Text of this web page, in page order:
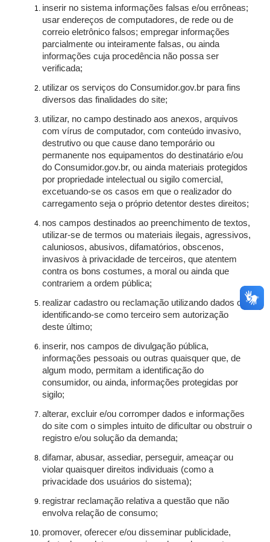
inserir no sistema informações falsas e/ou errôneas;
usar endereços de computadores, de rede ou de
correio eletrônico falsos; empregar informações
parcialmente ou inteiramente falsas, ou ainda
informações cuja procedência não possa ser
verificada;
utilizar os serviços do Consumidor.gov.br para fins
diversos das finalidades do site;
utilizar, no campo destinado aos anexos, arquivos
com vírus de computador, com conteúdo invasivo,
destrutivo ou que cause dano temporário ou
permanente nos equipamentos do destinatário e/ou
do Consumidor.gov.br, ou ainda materiais protegidos
por propriedade intelectual ou sigilo comercial,
excetuando-se os casos em que o realizador do
carregamento seja o próprio detentor destes direitos;
nos campos destinados ao preenchimento de textos,
utilizar-se de termos ou materiais ilegais, agressivos,
caluniosos, abusivos, difamatórios, obscenos,
invasivos à privacidade de terceiros, que atentem
contra os bons costumes, a moral ou ainda que
contrariem a ordem pública;
realizar cadastro ou reclamação utilizando dados ou
identificando-se como terceiro sem autorização
deste último;
inserir, nos campos de divulgação pública,
informações pessoais ou outras quaisquer que, de
algum modo, permitam a identificação do
consumidor, ou ainda, informações protegidas por
sigilo;
alterar, excluir e/ou corromper dados e informações
do site com o simples intuito de dificultar ou obstruir o
registro e/ou solução da demanda;
difamar, abusar, assediar, perseguir, ameaçar ou
violar quaisquer direitos individuais (como a
privacidade dos usuários do sistema);
registrar reclamação relativa a questão que não
envolva relação de consumo;
promover, oferecer e/ou disseminar publicidade,